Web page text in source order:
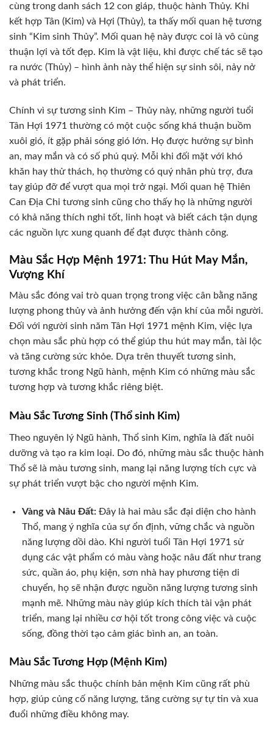
cùng trong danh sách 12 con giáp, thuộc hành Thủy. Khi
kết hợp Tân (Kim) và Hợi (Thủy), ta thấy mối quan hệ tương
sinh “Kim sinh Thủy”. Mối quan hệ này được coi là vô cùng
thuận lợi và tốt đẹp. Kim là vật liệu, khi được chế tác sẽ tạo
ra nước (Thủy) – hình ảnh này thể hiện sự sinh sôi, nảy nở
và phát triển.
Chính vì sự tương sinh Kim – Thủy này, những người tuổi
Tân Hợi 1971 thường có một cuộc sống khá thuận buồm
xuôi gió, ít gặp phải sóng gió lớn. Họ được hưởng sự bình
an, may mắn và có số phú quý. Mỗi khi đối mặt với khó
khăn hay thử thách, họ thường có quý nhân phù trợ, đưa
tay giúp đỡ để vượt qua mọi trở ngại. Mối quan hệ Thiên
Can Địa Chi tương sinh cũng cho thấy họ là những người
có khả năng thích nghi tốt, linh hoạt và biết cách tận dụng
các nguồn lực xung quanh để đạt được thành công.
Màu Sắc Hợp Mệnh 1971: Thu Hút May Mắn,
Vượng Khí
Màu sắc đóng vai trò quan trọng trong việc cân bằng năng
lượng phong thủy và ảnh hưởng đến vận khí của mỗi người.
Đối với người sinh năm Tân Hợi 1971 mệnh Kim, việc lựa
chọn màu sắc phù hợp có thể giúp thu hút may mắn, tài lộc
và tăng cường sức khỏe. Dựa trên thuyết tương sinh,
tương khắc trong Ngũ hành, mệnh Kim có những màu sắc
tương hợp và tương khắc riêng biệt.
Màu Sắc Tương Sinh (Thổ sinh Kim)
Theo nguyên lý Ngũ hành, Thổ sinh Kim, nghĩa là đất nuôi
dưỡng và tạo ra kim loại. Do đó, những màu sắc thuộc hành
Thổ sẽ là màu tương sinh, mang lại năng lượng tích cực và
sự phát triển vượt bậc cho người mệnh Kim.
Vàng và Nâu Đất:Đây là hai màu sắc đại diện cho hành
Thổ, mang ý nghĩa của sự ổn định, vững chắc và nguồn
năng lượng dồi dào. Khi người tuổi Tân Hợi 1971 sử
dụng các vật phẩm có màu vàng hoặc nâu đất như trang
sức, quần áo, phụ kiện, sơn nhà hay phương tiện di
chuyển, họ sẽ nhận được nguồn năng lượng tương sinh
mạnh mẽ. Những màu này giúp kích thích tài vận phát
triển, mang lại nhiều cơ hội tốt trong công việc và cuộc
sống, đồng thời tạo cảm giác bình an, an toàn.
Màu Sắc Tương Hợp (Mệnh Kim)
Những màu sắc thuộc chính bản mệnh Kim cũng rất phù
hợp, giúp củng cố năng lượng, tăng cường sự tự tin và xua
đuổi những điều không may.